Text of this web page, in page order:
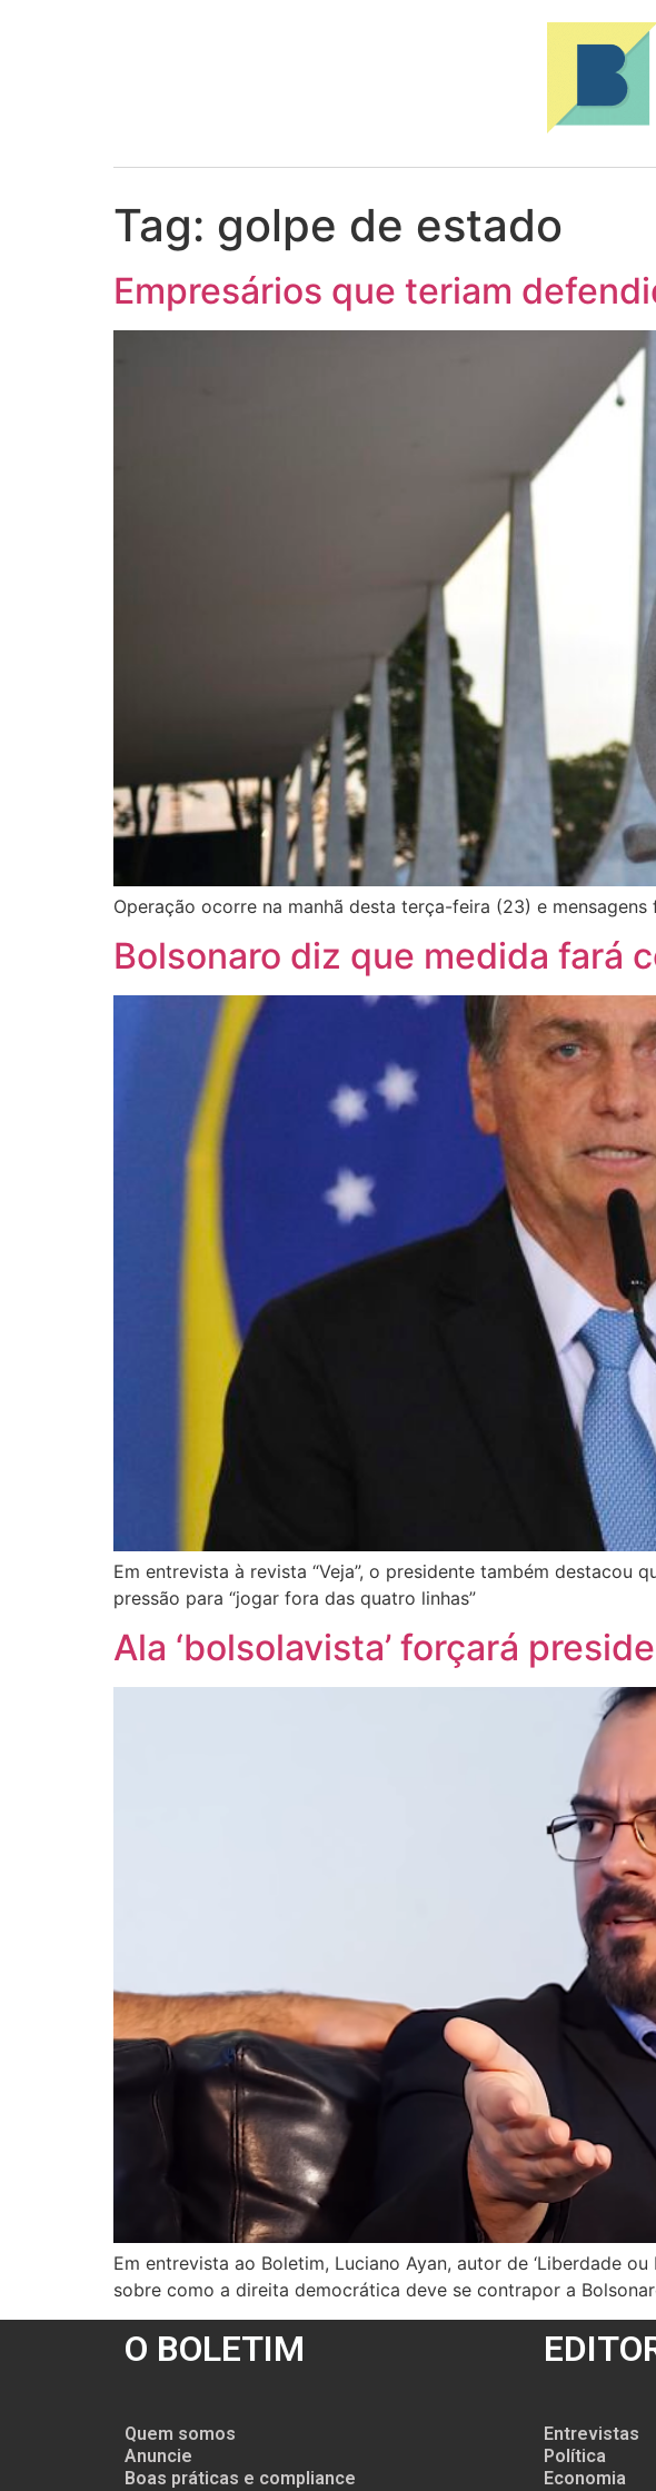
Tag: golpe de estado
Empresários que teriam
Operação ocorre na manhã desta terça-feira (23) e
Bolsonaro diz que medida fará
Em entrevista à revista “Veja”, o presidente também destacou
pressão para “jogar fora das quatro linhas”
Ala ‘bolsolavista’ forçará
Em entrevista ao Boletim, Luciano Ayan, autor de ‘Liberdade
sobre como a direita democrática deve se contrapor a
O BOLETIM
Quem somos
Anuncie
Boas práticas e compliance
Entrevistas
Política
Economia